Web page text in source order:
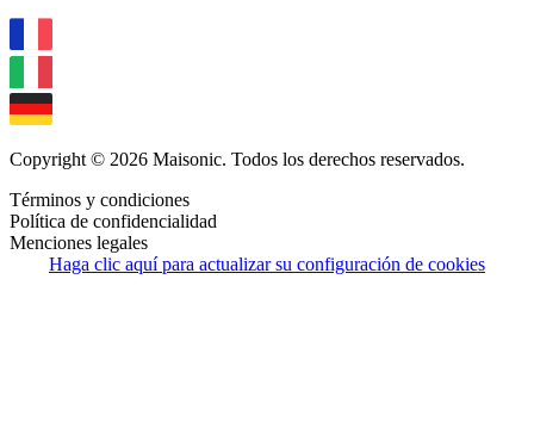
Copyright © 2026 Maisonic. Todos los derechos reservados.
Términos y condiciones
Política de confidencialidad
Menciones legales
Haga clic aquí para actualizar su configuración de cookies